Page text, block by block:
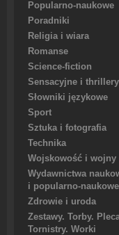
Popularno-naukowe
Poradniki
Religia i wiara
Romanse
Science-fiction
Sensacyjne i thrillery
Słowniki językowe
Sport
Sztuka i fotografia
Technika
Wojskowość i wojny
Wydawnictwa
i popularno-naukowe
Zdrowie i uroda
Zestawy. Torby.
Tornistry. Worki